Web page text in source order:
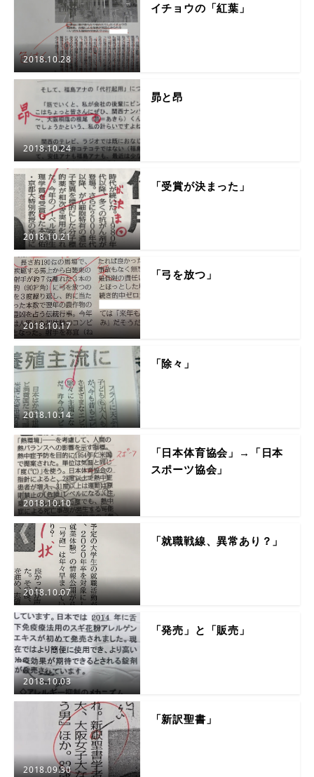
2018.10.28
イチョウの「紅葉」
2018.10.24
昴と昂
2018.10.21
「受賞が決まった」
2018.10.17
「弓を放つ」
2018.10.14
「除々」
2018.10.10
「日本体育協会」→「日本
スポーツ協会」
2018.10.07
「就職戦線、異常あり？」
2018.10.03
「発売」と「販売」
2018.09.30
「新訳聖書」